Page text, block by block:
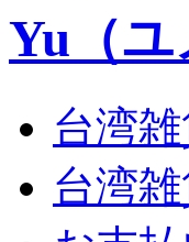
Yu（
台湾
台湾